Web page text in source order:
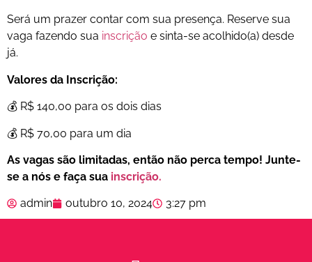
Será um prazer contar com sua presença. Reserve sua
vaga fazendo sua inscrição e sinta-se acolhido(a) desde
já.
Valores da Inscrição:
💰 R$ 140,00 para os dois dias
💰 R$ 70,00 para um dia
As vagas são limitadas, então não perca tempo! Junte-
se a nós e faça sua inscrição.
admin outubro 10, 2024 3:27 pm